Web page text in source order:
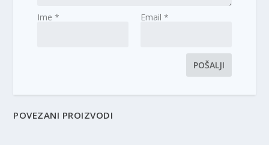
Ime* Email *
POVEZANI PROIZVODI